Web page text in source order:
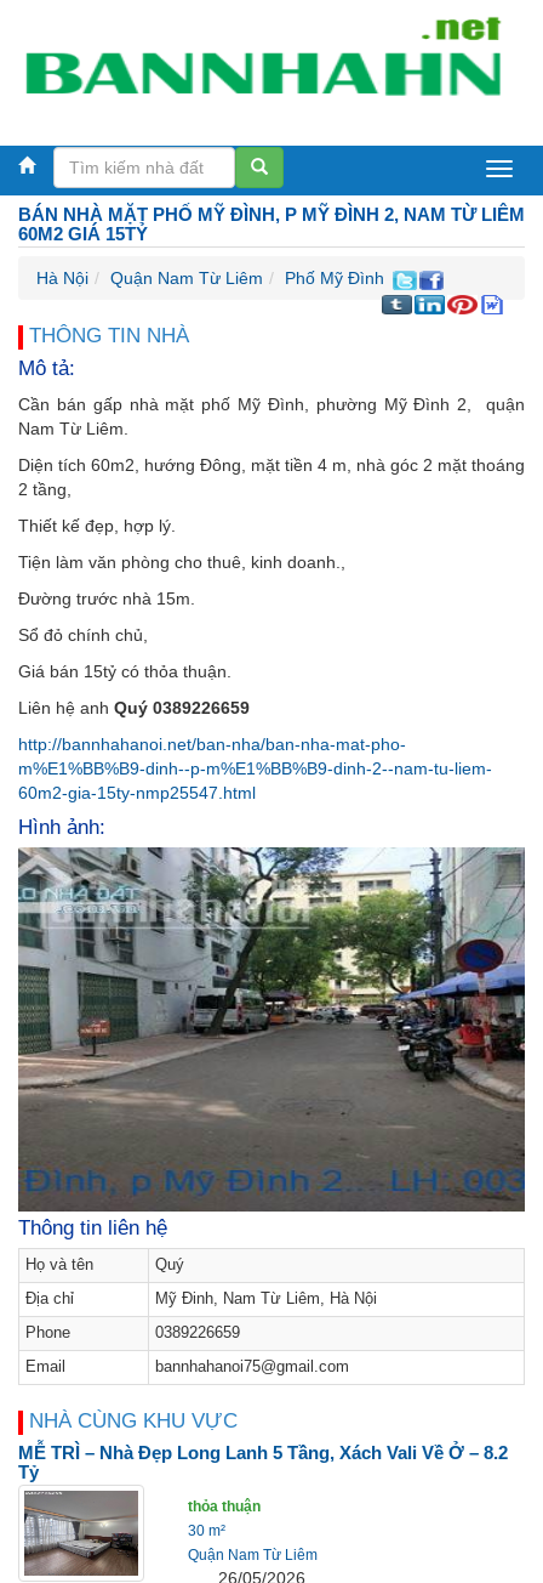
Bán
nhà
Nội
BÁN NHÀ MẶT PHỐ MỸ ĐÌNH, P MỸ ĐÌNH 2, NAM TỪ LIÊM
60M2 GIÁ 15TỶ
Hà Nội Quận Nam Từ Liêm Phố Mỹ Đình
THÔNG TIN NHÀ
Mô tả:
Cần bán gấp nhà mặt phố Mỹ Đình, phường Mỹ Đình 2, quận
Nam Từ Liêm.
Diện tích 60m2, hướng Đông, mặt tiền 4 m, nhà góc 2 mặt thoáng
2 tầng,
Thiết kế đẹp, hợp lý.
Tiện làm văn phòng cho thuê, kinh doanh.,
Đường trước nhà 15m.
Sổ đỏ chính chủ,
Giá bán 15tỷ có thỏa thuận.
Liên hệ anh Quý 0389226659
http://bannhahanoi.net/ban-nha/ban-nha-mat-pho-
m%E1%BB%B9-dinh--p-m%E1%BB%B9-dinh-2--nam-tu-liem-
60m2-gia-15ty-nmp25547.html
Hình ảnh:
Thông tin liên hệ
Họ và tên
Quý
Địa chỉ
Mỹ Đinh, Nam Từ Liêm, Hà Nội
Phone
0389226659
Email
bannhahanoi75@gmail.com
NHÀ CÙNG KHU VỰC
MỄ TRÌ – Nhà Đẹp Long Lanh 5 Tầng, Xách Vali Về Ở – 8.2
Tỷ
thỏa thuận
30 m²
Quận Nam Từ Liêm
26/05/2026